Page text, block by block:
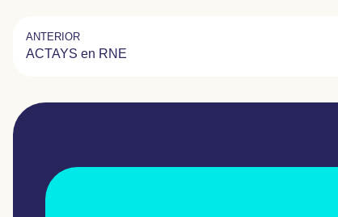
ANTERIOR
ACTAYS en RNE